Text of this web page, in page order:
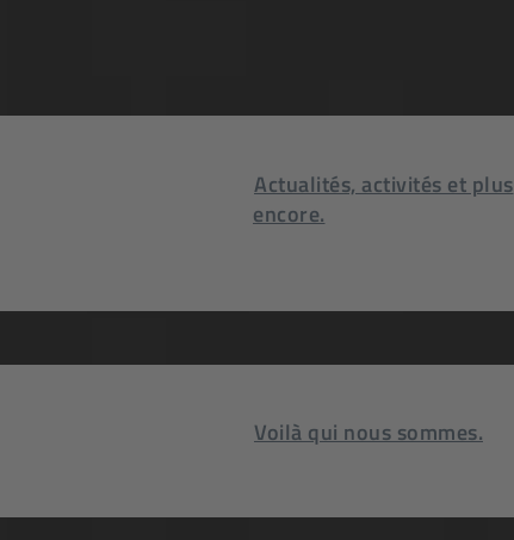
Actualités, activités et plus
encore.
Voilà qui nous sommes.